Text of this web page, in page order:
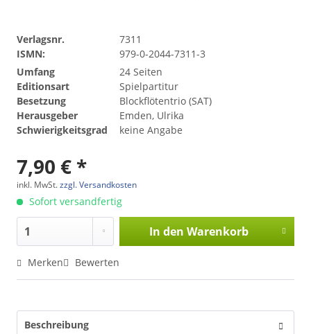
Verlagsnr.
7311
ISMN:
979-0-2044-7311-3
Umfang
24 Seiten
Editionsart
Spielpartitur
Besetzung
Blockflötentrio (SAT)
Herausgeber
Emden, Ulrika
Schwierigkeitsgrad
keine Angabe
7,90 € *
inkl. MwSt.zzgl. Versandkosten
Sofort versandfertig
In den Warenkorb
Merken Bewerten
Beschreibung